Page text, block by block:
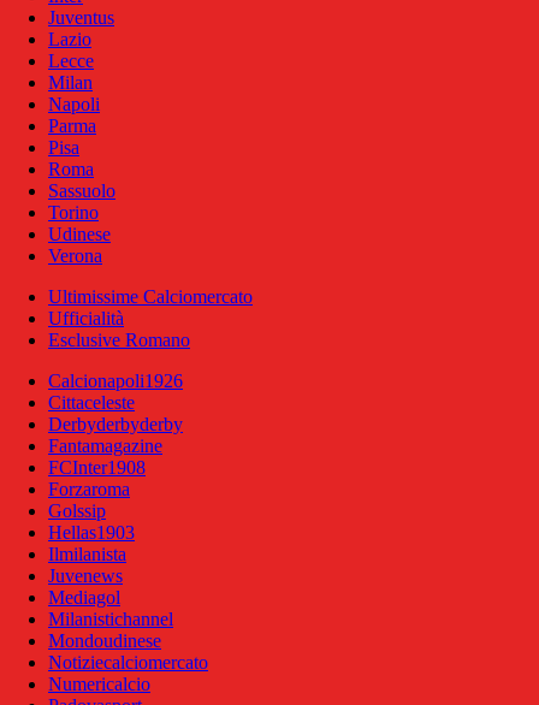
Juventus
Lazio
Lecce
Milan
Napoli
Parma
Pisa
Roma
Sassuolo
Torino
Udinese
Verona
Ultimissime Calciomercato
Ufficialità
Esclusive Romano
Calcionapoli1926
Cittaceleste
Derbyderbyderby
Fantamagazine
FCInter1908
Forzaroma
Golssip
Hellas1903
Ilmilanista
Juvenews
Mediagol
Milanistichannel
Mondoudinese
Notiziecalciomercato
Numericalcio